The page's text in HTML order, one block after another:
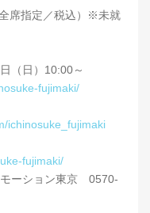
席指定／税込）※未就
（日）10:00～
fujimaki/
ichinosuke_fujimaki
fujimaki/
モーション東京 0570-